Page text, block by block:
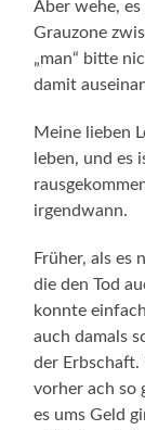
Aber wehe,
Grauzone
„man“ bitte
damit
Meine lieben
leben, und es
irgendwann.
Früher, als es
die den Tod
konnte
auch damals
der Erbschaft.
vorher ach so
es ums Geld